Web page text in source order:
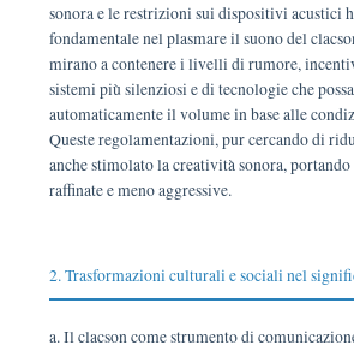
sonora e le restrizioni sui dispositivi acustici
fondamentale nel plasmare il suono del
mirano a contenere i livelli di rumore,
sistemi più silenziosi e di tecnologie che
automaticamente il volume in base alle
Queste regolamentazioni, pur cercando di
anche stimolato la creatività sonora,
raffinate e meno aggressive.
2. Trasformazioni culturali e sociali nel
a. Il clacson come strumento di